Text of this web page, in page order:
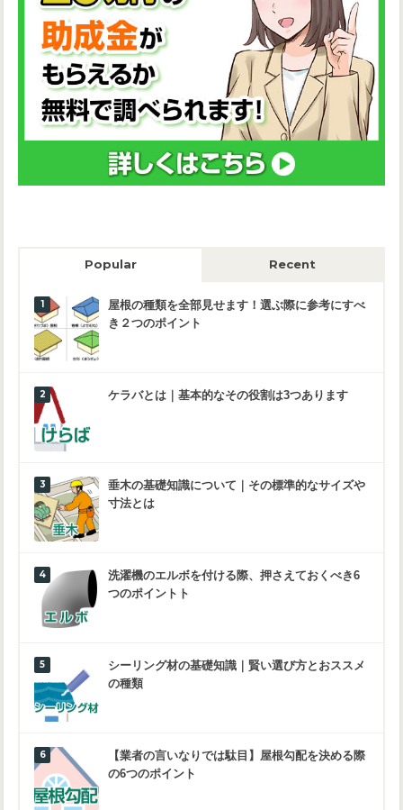
Popular Recent
屋根の種類を全部見せます！選ぶ際に参考にすべ
き２つのポイント
ケラバとは｜基本的なその役割は3つあります
垂木の基礎知識について｜その標準的なサイズや
寸法とは
洗濯機のエルボを付ける際、押さえておくべき6
つのポイントト
シーリング材の基礎知識｜賢い選び方とおススメ
の種類
【業者の言いなりでは駄目】屋根勾配を決める際
の6つのポイント